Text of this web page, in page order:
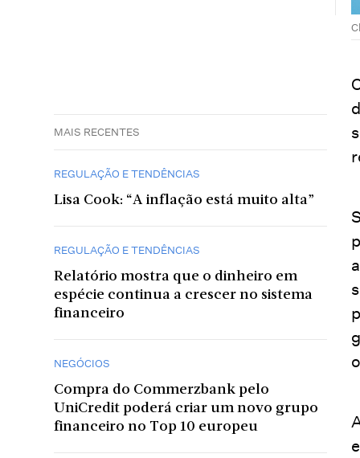
MAIS RECENTES
REGULAÇÃO E TENDÊNCIAS
Lisa Cook: “A inflação está muito alta”
REGULAÇÃO E TENDÊNCIAS
Relatório mostra que o dinheiro em
espécie continua a crescer no sistema
financeiro
NEGÓCIOS
Compra do Commerzbank pelo
UniCredit poderá criar um novo grupo
financeiro no Top 10 europeu